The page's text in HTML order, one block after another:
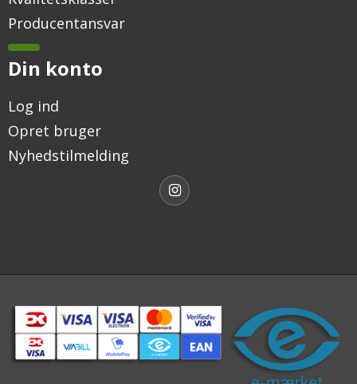
Producentansvar
Din konto
Log ind
Opret bruger
Nyhedstilmelding